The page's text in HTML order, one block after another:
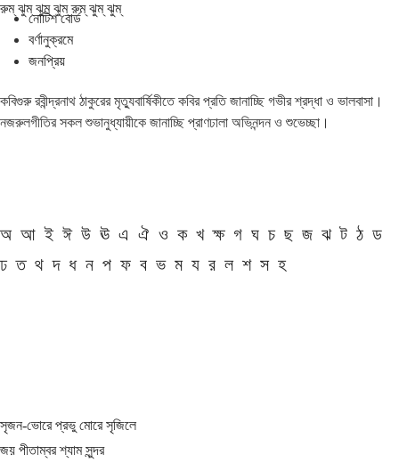
রুম্ ঝুম্ ঝুম্ ঝুম্ রুম্ ঝুম্ ঝুম্
নোটিশ বোর্ড
বর্ণানুক্রমে
জনপ্রিয়
কবিগুরু রবীন্দ্রনাথ ঠাকুরের মৃত্যুবার্ষিকীতে কবির প্রতি জানাচ্ছি গভীর শ্রদ্ধা ও ভালবাসা।
নজরুলগীতির সকল শুভানুধ্যায়ীকে জানাচ্ছি প্রাণঢালা অভিনন্দন ও শুভেচ্ছা।
অ আ ই ঈ উ ঊ এ ঐ ও ক খ ক্ষ গ ঘ চ ছ জ ঝ ট ঠ ড
ঢ ত থ দ ধ ন প ফ ব ভ ম য র ল শ স হ
সৃজন-ভোরে প্রভু মোরে সৃজিলে
জয় পীতাম্বর শ্যাম সুন্দর